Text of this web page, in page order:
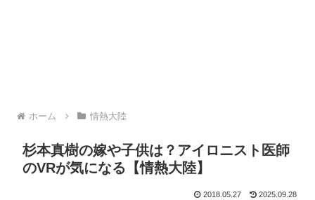
ホーム 情熱大陸
杉本真樹の嫁や子供は？アイロニスト医師
のVRが気になる【情熱大陸】
2018.05.27 2025.09.28